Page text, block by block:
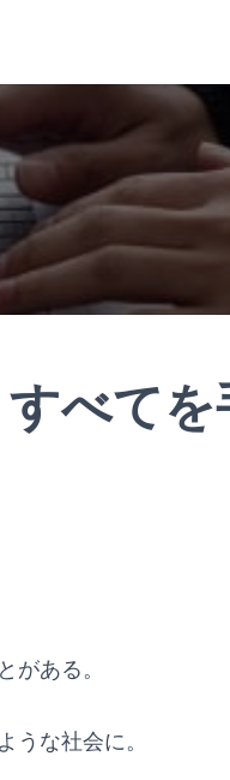
べてを
がある。
うな社会に。